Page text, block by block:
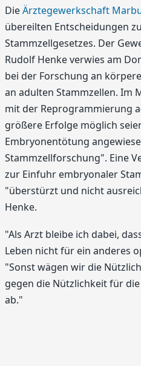
DieÄrztegewerkschaft
übereilten Entscheidungen
Stammzellgesetzes. Der
Rudolf Henke verwies am
bei der Forschung an
an adulten Stammzellen. Im
mit der Reprogrammierung
größere Erfolge möglich
Embryonentötung
Stammzellforschung". Eine
zur Einfuhr embryonaler
"überstürzt und nicht
Henke.
"Als Arzt bleibe ich dabei,
Leben nicht für ein anderes
"Sonst wägen wir die
gegen die Nützlichkeit für
ab."